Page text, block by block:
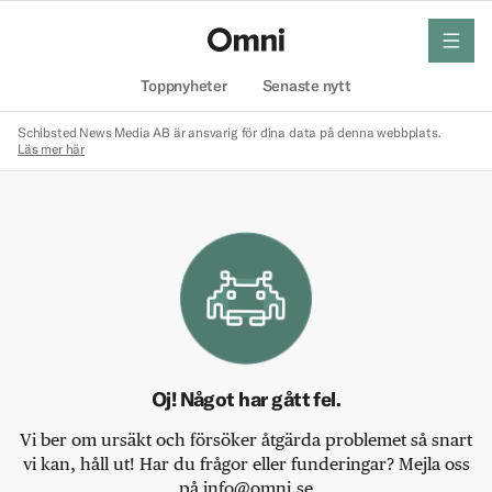
Toppnyheter Senaste nytt
meny
Schibsted News Media AB är ansvarig för dina data på denna webbplats.
Läs mer här
Oj! Något har gått fel.
Vi ber om ursäkt och försöker åtgärda problemet så snart
vi kan, håll ut! Har du frågor eller funderingar? Mejla oss